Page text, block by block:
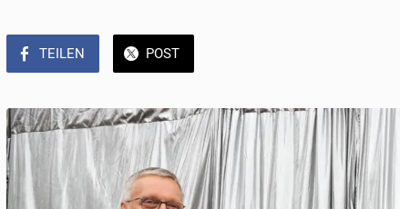
TEILEN POST